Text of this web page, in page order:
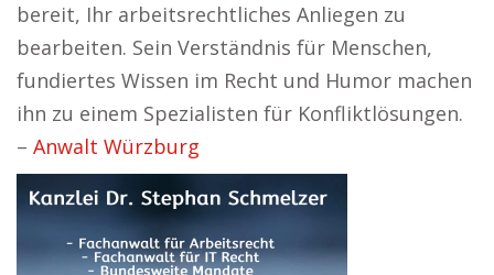
bereit, Ihr arbeitsrechtliches Anliegen zu
bearbeiten. Sein Verständnis für Menschen,
fundiertes Wissen im Recht und Humor machen
ihn zu einem Spezialisten für Konfliktlösungen.
– Anwalt Würzburg